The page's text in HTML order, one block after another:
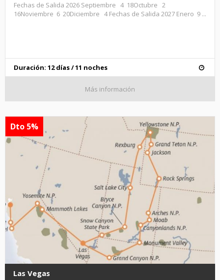
Fechas de Salida 2026 Septiembre 4 18Octubre 2
16Noviembre 6 20Diciembre 4 Fechas de Salida 2027 Enero 9 ...
Duración: 12 días / 11 noches
Más información
Dto 5%
Las Vegas